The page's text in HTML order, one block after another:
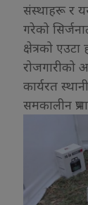
संस्थाहरू र
गरेको
क्षेत्रको
रोजगारीको
कार्यरत
समकालीन